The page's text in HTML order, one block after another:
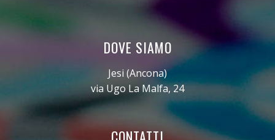
DOVE SIAMO
Jesi (Ancona)
via Ugo La Malfa, 24